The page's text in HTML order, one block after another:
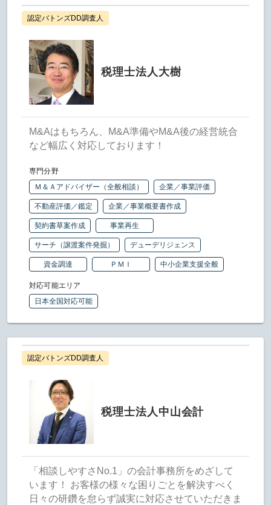
認定バトンズDD調査人
税理士法人大樹
M&Aはもちろん、M&A準備やM&A後の経営統合
など幅広く対応しております！
専門分野
Ｍ＆Ａアドバイザー（全般相談）
企業／事業評価
不動産評価／鑑定 企業／事業概要書作成
契約書草案作成 事業再生
サーチ（譲渡案件発掘） デューデリジェンス
資金調達 ＰＭＩ 中小企業支援全般
対応可能エリア
日本全国対応可能
認定バトンズDD調査人
税理士法人中山会計
「相談しやすさNo.1」の会計事務所をめざして
います！ お客様の様々な困りごとを解決すべく
日々の研鑽を怠らず誠実に対応させていただきま